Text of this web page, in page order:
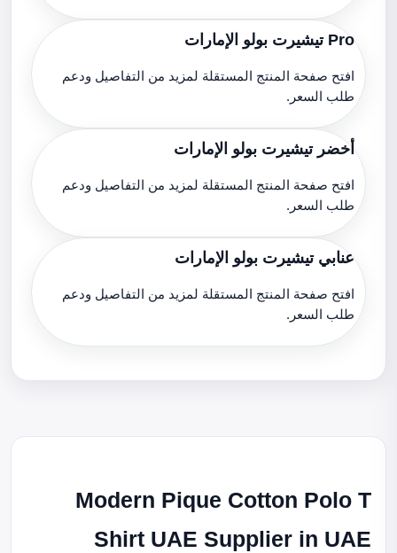
Pro تيشيرت بولو الإمارات
افتح صفحة المنتج المستقلة لمزيد من التفاصيل ودعم
طلب السعر.
أخضر تيشيرت بولو الإمارات
افتح صفحة المنتج المستقلة لمزيد من التفاصيل ودعم
طلب السعر.
عنابي تيشيرت بولو الإمارات
افتح صفحة المنتج المستقلة لمزيد من التفاصيل ودعم
طلب السعر.
Modern Pique Cotton Polo T
Shirt UAE Supplier in UAE